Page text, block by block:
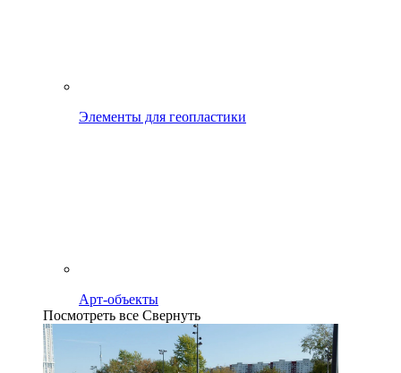
Элементы для геопластики
Арт-объекты
Посмотреть все Свернуть